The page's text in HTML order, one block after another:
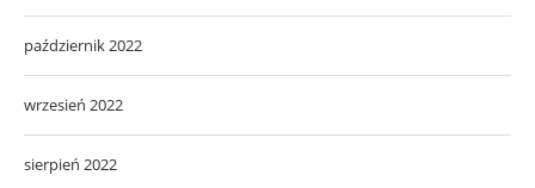
październik 2022
wrzesień 2022
sierpień 2022